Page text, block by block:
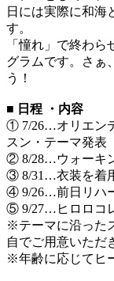
日には実際に和海
す。
「憧れ」で終わ
グラムです。さぁ
う！
■ 日程 ・内容
① 7/26…オリエン
スン・テーマ発表
② 8/28…ウォーキ
③ 8/31…衣装を着
④ 9/26…前日リハ
⑤ 9/27…ヒロロコ
※テーマに沿った
自でご用意いただ
※年齢に応じてヒ